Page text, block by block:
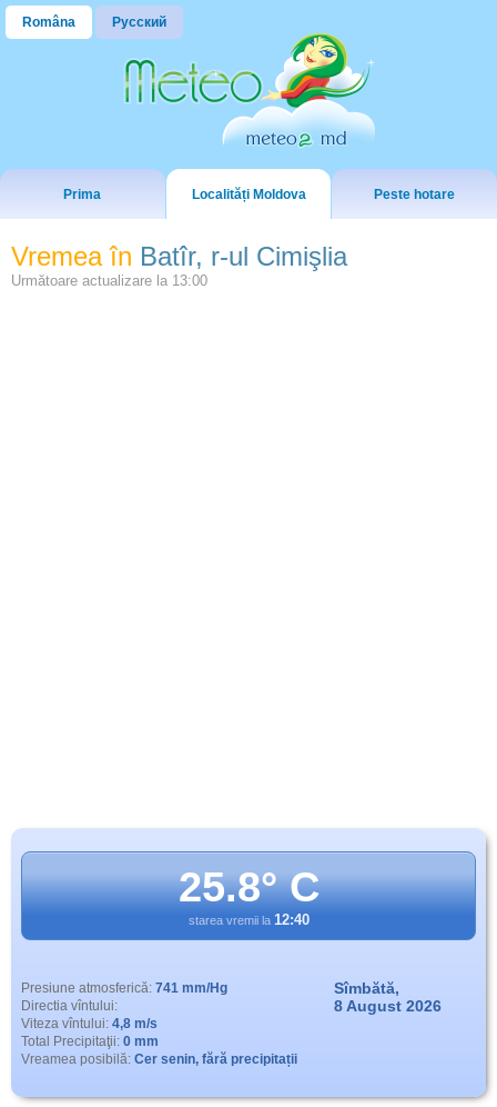
Româna Русский
Prima Localități Moldova Peste hotare
Vremea în Batîr, r-ul Cimişlia
Următoare actualizare la 13:00
25.8° C
starea vremii la 12:40
Presiune atmosferică: 741 mm/Hg
Directia vîntului:
Viteza vîntului: 4,8 m/s
Total Precipitaţii: 0 mm
Vreamea posibilă: Cer senin, fără precipitații
Sîmbătă,
8 August 2026